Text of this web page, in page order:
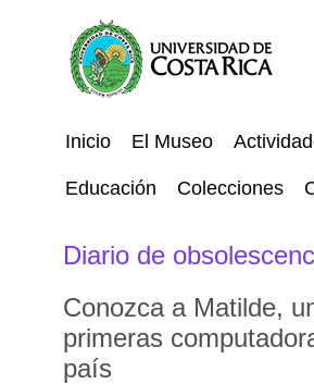
Inicio El Museo
Educación Colecciones
Diario de
Conozca a Matilde,
primeras
país